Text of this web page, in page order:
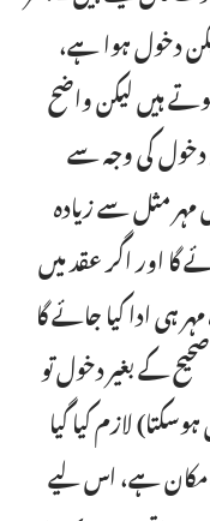
دخول ہوا ہے،
ہیں لیکن واضح
دخول کی وجہ سے
مثل سے زیادہ
گا اور اگر عقد میں
ہی ادا کیا جائے گا
کے بغیر دخول تو
لازم کیا گیا
ہے، اس لیے